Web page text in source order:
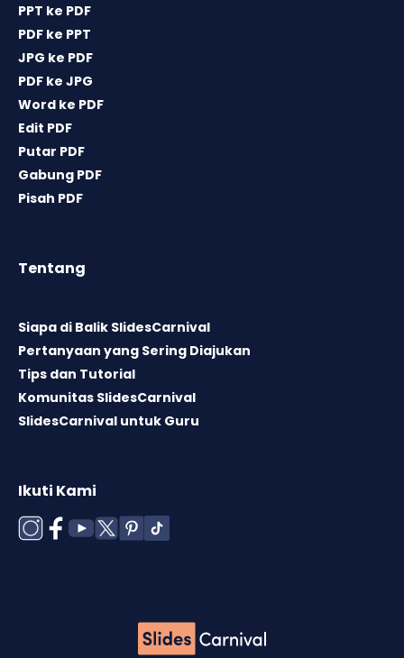
PPT ke PDF
PDF ke PPT
JPG ke PDF
PDF ke JPG
Word ke PDF
Edit PDF
Putar PDF
Gabung PDF
Pisah PDF
Tentang
Siapa di Balik SlidesCarnival
Pertanyaan yang Sering Diajukan
Tips dan Tutorial
Komunitas SlidesCarnival
SlidesCarnival untuk Guru
Ikuti Kami